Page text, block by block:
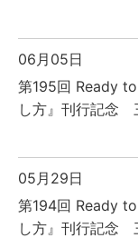
06月05日
第195回 Ready
し方』刊行記念
05月29日
第194回 Ready
し方』刊行記念